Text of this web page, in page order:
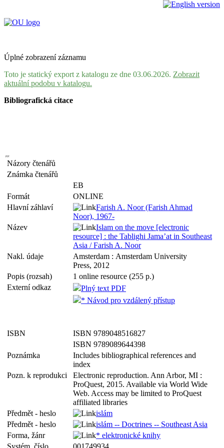
Úplné zobrazení záznamu
Toto je statický export z katalogu ze dne 03.06.2026. Zobrazit
aktuální podobu v katalogu.
Bibliografická citace
Názory čtenářů
Známka čtenářů
EB
Formát
ONLINE
Hlavní záhlaví
Farish A. Noor (Farish Ahmad
Noor), 1967-
Název
Islam on the move [electronic
resource] : the Tablighi Jama’at in Southeast
Asia / Farish A. Noor
Nakl. údaje
Amsterdam : Amsterdam University
Press, 2012
Popis (rozsah)
1 online resource (255 p.)
Externí odkaz
Plný text PDF
* Návod pro vzdálený přístup
ISBN
ISBN 9789048516827
ISBN 9789089644398
Poznámka
Includes bibliographical references and
index
Pozn. k reprodukci
Electronic reproduction. Ann Arbor, MI :
ProQuest, 2015. Available via World Wide
Web. Access may be limited to ProQuest
affiliated libraries
Předmět - heslo
islám
Předmět - heslo
islám -- Doctrines -- Southeast Asia
Forma, žánr
* elektronické knihy
Systém. číslo
001749934